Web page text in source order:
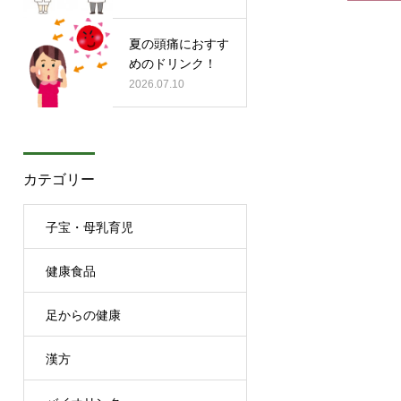
夏の頭痛におすす
めのドリンク！
2026.07.10
カテゴリー
子宝・母乳育児
健康食品
足からの健康
漢方